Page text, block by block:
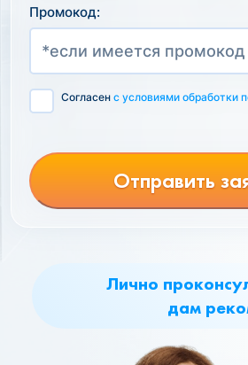
Лично
дам
Промокод:
Согласен с условиями обработки
Отправить